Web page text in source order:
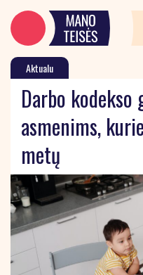
Aktualu
Darbo
asmenims,
metų